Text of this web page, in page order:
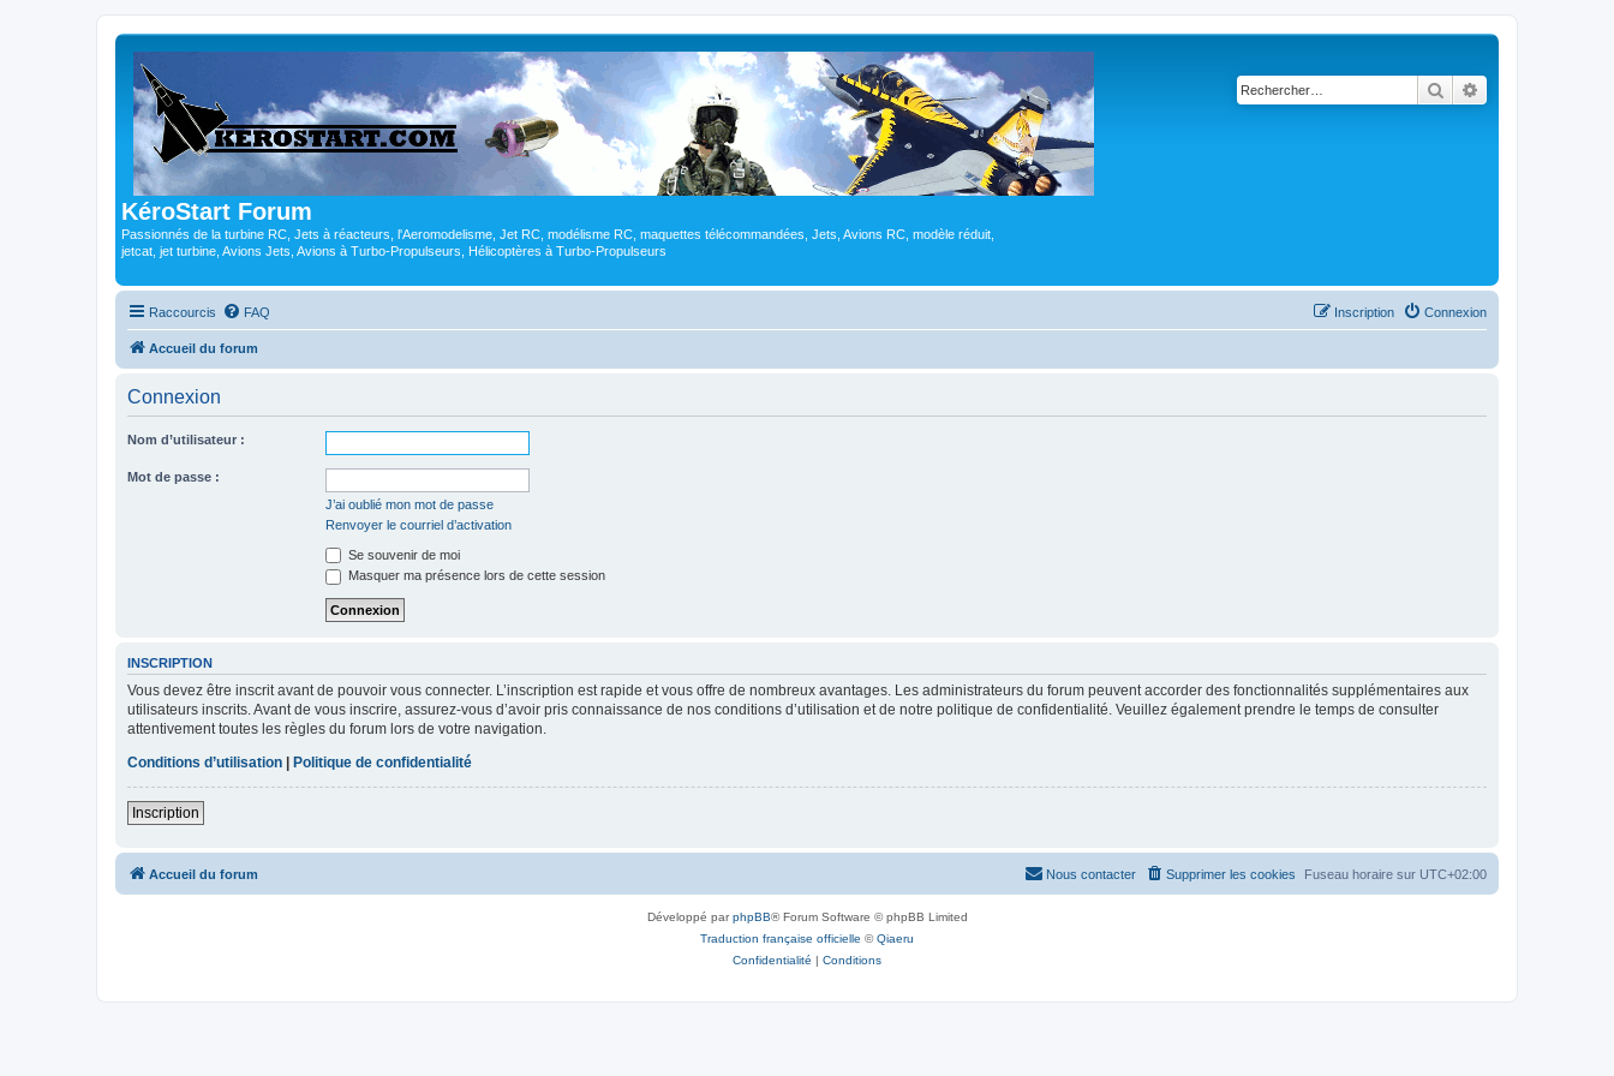
KéroStart Forum
Passionnés de la turbine RC, Jets à réacteurs, l'Aeromodelisme, Jet RC, modélisme RC, maquettes télécommandées, Jets, Avions RC, modèle réduit,
jetcat, jet turbine, Avions Jets, Avions à Turbo-Propulseurs, Hélicoptères à Turbo-Propulseurs
Rechercher
Raccourcis FAQ Connexion
Inscription
Accueil du forum
Connexion
Nom d’utilisateur :
Mot de passe :
J’ai oublié mon mot de passe
Renvoyer le courriel d’activation
Se souvenir de moi
Masquer ma présence lors de cette session
INSCRIPTION
Vous devez être inscrit avant de pouvoir vous connecter. L’inscription est rapide et vous offre de nombreux avantages. Les administrateurs du forum peuvent accorder des fonctionnalités supplémentaires aux
utilisateurs inscrits. Avant de vous inscrire, assurez-vous d’avoir pris connaissance de nos conditions d’utilisation et de notre politique de confidentialité. Veuillez également prendre le temps de consulter
attentivement toutes les règles du forum lors de votre navigation.
Conditions d’utilisation
Politique de confidentialité
Inscription
Accueil du forum Fuseau horaire sur UTC+02:00
Supprimer les cookies
Nous contacter
Développé parphpBB® Forum Software © phpBB Limited
Traduction française officielle ©Qiaeru
Confidentialité | Conditions